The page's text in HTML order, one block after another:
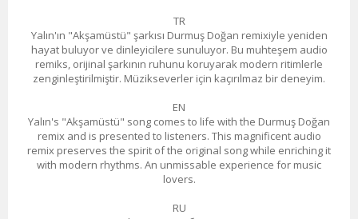
TR
Yalın'ın "Akşamüstü" şarkısı Durmuş Doğan remixiyle yeniden
hayat buluyor ve dinleyicilere sunuluyor. Bu muhteşem audio
remiks, orijinal şarkının ruhunu koruyarak modern ritimlerle
zenginleştirilmiştir. Müzikseverler için kaçırılmaz bir deneyim.
EN
Yalın's "Akşamüstü" song comes to life with the Durmuş Doğan
remix and is presented to listeners. This magnificent audio
remix preserves the spirit of the original song while enriching it
with modern rhythms. An unmissable experience for music
lovers.
RU